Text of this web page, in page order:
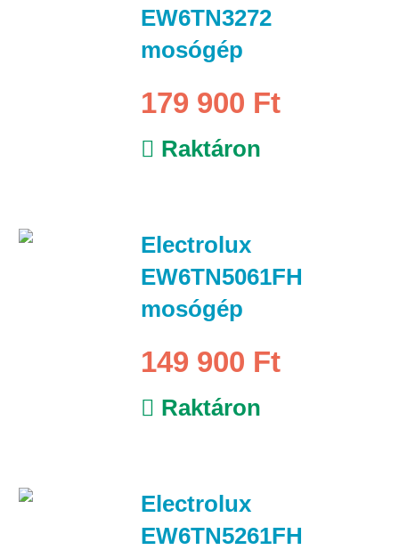
EW6TN3272
mosógép
179 900 Ft
Raktáron
Electrolux
EW6TN5061FH
mosógép
149 900 Ft
Raktáron
Electrolux
EW6TN5261FH